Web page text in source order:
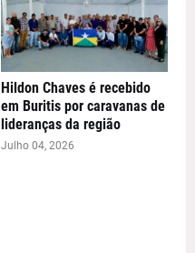
Hildon Chaves é recebido
em Buritis por caravanas de
lideranças da região
Julho 04, 2026